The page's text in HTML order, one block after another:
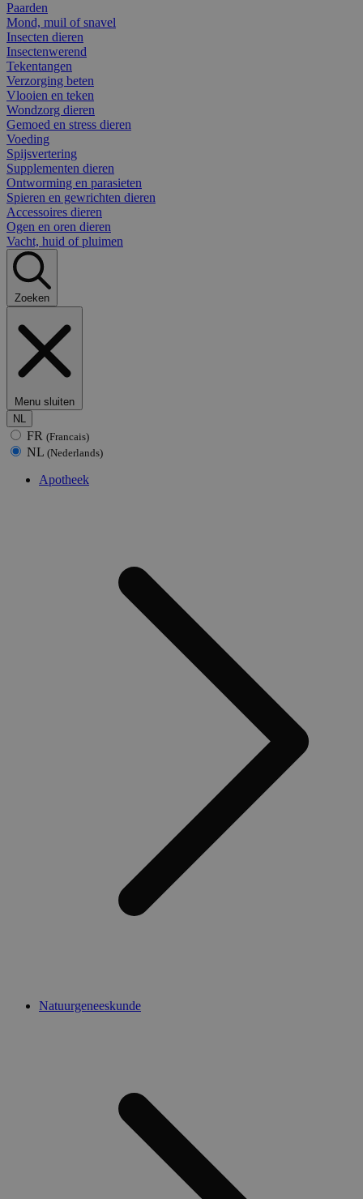
Paarden
Mond, muil of snavel
Insecten dieren
Insectenwerend
Tekentangen
Verzorging beten
Vlooien en teken
Wondzorg dieren
Gemoed en stress dieren
Voeding
Spijsvertering
Supplementen dieren
Ontworming en parasieten
Spieren en gewrichten dieren
Accessoires dieren
Ogen en oren dieren
Vacht, huid of pluimen
Zoeken
Menu sluiten
NL
FR (Francais)
NL (Nederlands)
Apotheek
Natuurgeneeskunde